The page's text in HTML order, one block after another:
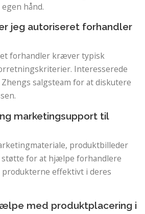
hånd.
jeg autoriseret forhandler
forhandler kræver typisk
Interesserede
salgsteam for at diskutere
marketingsupport til
produktbilleder
støtte for at hjælpe forhandlere
produkterne effektivt i deres
med produktplacering i